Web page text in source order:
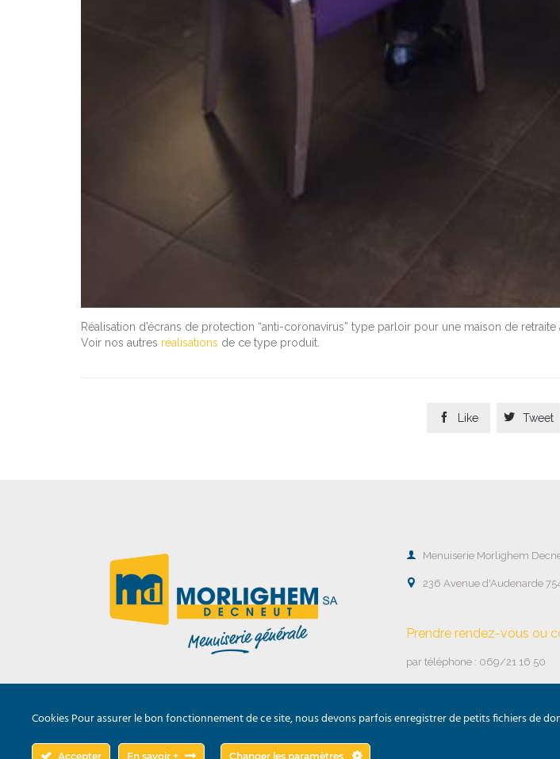
Réalisation d’écrans de protection “anti-coronavirus” type parloir pour une maison de retraite
Voir nos autres réalisations de ce type produit.
 Like  Tweet
 Menuiserie Morlighem
 236 Avenue d'Audenarde
Prendre rendez-vous ou
par téléphone : 069/21 16 50
Cookies Pour assurer le bon fonctionnement de ce site, nous devons parfois enregistrer de petits fichiers de
Accepter En savoir + Changer les paramètres